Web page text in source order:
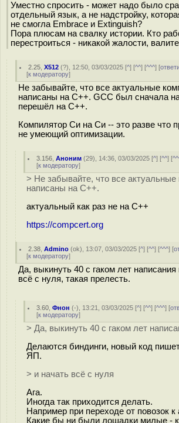
Уместно спросить - может надо было
отдельный язык, а не надстройку,
не смогла Embrace и Extinguish?
Пора плюсам на свалку истории. Кто
перестроиться - никакой жалости,
2.25 ,X512 (?), 12:50, 03/03/2025 [^] [^^] [^^^] [
[к модератору]
Не забывайте, что все актуальные
написаны на C++. GCC был сначала
перешёл на C++.
Компилятор Си на Си -- это разве что
не умеющий оптимизации.
3.156 ,Аноним (29), 14:36, 03/03/2025 [^] [^^] [
[к модератору]
> Не забывайте, что все
написаны на C++.
актуальный как раз не на С++
https://compcert.org
2.38 ,Admino (ok), 13:07, 03/03/2025 [^] [^^] [^^^] [
[к модератору]
Да, выкинуть 40 с гаком лет написания
всё с нуля, такая прелесть.
3.60 ,Фнон (-), 13:21, 03/03/2025 [^] [^^] [^^^] [
[к модератору]
> Да, выкинуть 40 с гаком лет
Делаются биндинги, новый код
ЯП.
> и начать всё с нуля
Ага.
Иногда так приходится делать.
Например при переходе от повозок
Какие бы ни были лошадки милые -